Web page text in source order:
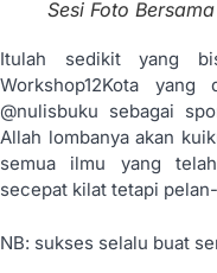
Sesi Foto Bersama
Itulah sedikit yang
Workshop12Kota
@nulisbuku sebagai
Allah lombanya akan
semua ilmu yang
secepat kilat tetapi
NB: sukses selalu buat